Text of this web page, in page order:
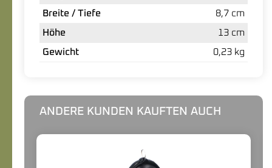
Breite / Tiefe
8,7 cm
Höhe
13 cm
Gewicht
0,23 kg
ANDERE KUNDEN KAUFTEN AUCH